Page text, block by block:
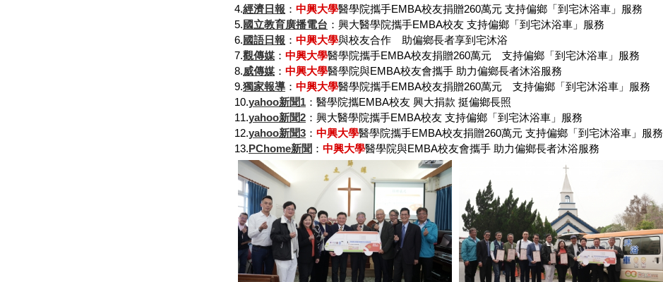
4.經濟日報 ： 中興大學醫學院攜手EMBA校友捐贈260萬元 支持偏鄉「到宅沐浴車」服務
5.國立教育廣播電台 ：興大醫學院攜手EMBA校友 支持偏鄉「到宅沐浴車」服務
6.國語日報 ： 中興大學與校友合作 助偏鄉長者享到宅沐浴
7.觀傳媒 ： 中興大學醫學院攜手EMBA校友捐贈260萬元 支持偏鄉「到宅沐浴車」服務
8.威傳媒 ： 中興大學醫學院與EMBA校友會攜手 助力偏鄉長者沐浴服務
9.獨家報導 ： 中興大學醫學院攜手EMBA校友捐贈260萬元 支持偏鄉「到宅沐浴車」服務
10.yahoo新聞1 ：醫學院攜EMBA校友 興大捐款 挺偏鄉長照
11.yahoo新聞2 ：興大醫學院攜手EMBA校友 支持偏鄉「到宅沐浴車」服務
12.yahoo新聞3 ： 中興大學醫學院攜手EMBA校友捐贈260萬元 支持偏鄉「到宅沐浴車」服務
13.PChome新聞 ： 中興大學醫學院與EMBA校友會攜手 助力偏鄉長者沐浴服務